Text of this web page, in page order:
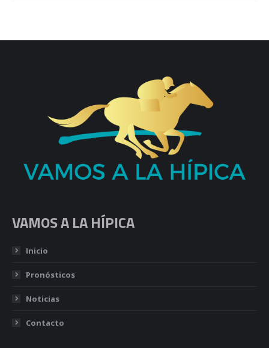
VAMOS A LA HÍPICA
Inicio
Pronósticos
Noticias
Contacto